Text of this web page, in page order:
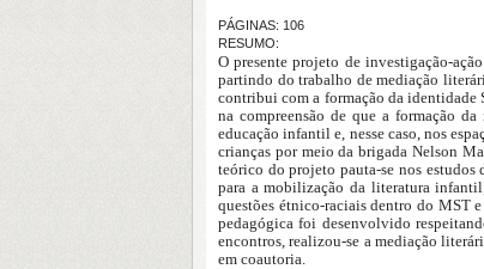
PÁGINAS: 106
RESUMO:
O presente projeto de investigação-
partindo do trabalho de mediação
contribui com a formação da identidade
na compreensão de que a formação
educação infantil e, nesse caso, nos
crianças por meio da brigada Nelson
teórico do projeto pauta-se nos estudos
para a mobilização da literatura
questões étnico-raciais dentro do MST
pedagógica foi desenvolvido
encontros, realizou-se a mediação
em coautoria.